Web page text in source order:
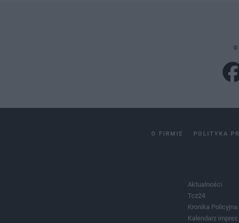
©
O FIRMIE POLITYKA
Aktualności
Tcz24
Kronika Policyjna
Kalendarz imprez